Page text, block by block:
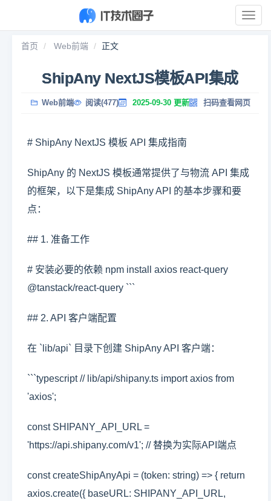
展
开
首页 Web前端 正文
ShipAny NextJS模板API集成
Web前端 阅读(477) 2025-09-30 更新 扫码查看网页
# ShipAny NextJS 模板 API 集成指南
ShipAny 的 NextJS 模板通常提供了与物流 API 集成
的框架，以下是集成 ShipAny API 的基本步骤和要
点：
## 1. 准备工作
# 安装必要的依赖 npm install axios react-query
@tanstack/react-query ```
## 2. API 客户端配置
在 `lib/api` 目录下创建 ShipAny API 客户端：
```typescript // lib/api/shipany.ts import axios from
'axios';
const SHIPANY_API_URL =
'https://api.shipany.com/v1'; // 替换为实际API端点
const createShipAnyApi = (token: string) => { return
axios.create({ baseURL: SHIPANY_API_URL,